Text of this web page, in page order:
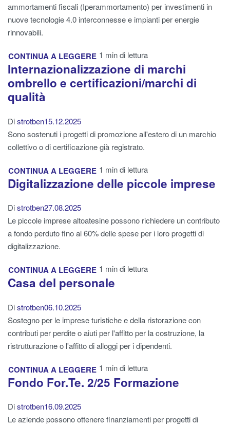
ammortamenti fiscali (Iperammortamento) per investimenti in
nuove tecnologie 4.0 interconnesse e impianti per energie
rinnovabili.
CONTINUA A LEGGERE 1 min di lettura
Internazionalizzazione di marchi
ombrello e certificazioni/marchi di
qualità
Distrotben15.12.2025
Sono sostenuti i progetti di promozione all'estero di un marchio
collettivo o di certificazione già registrato.
CONTINUA A LEGGERE 1 min di lettura
Digitalizzazione delle piccole imprese
Distrotben27.08.2025
Le piccole imprese altoatesine possono richiedere un contributo
a fondo perduto fino al 60% delle spese per i loro progetti di
digitalizzazione.
CONTINUA A LEGGERE 1 min di lettura
Casa del personale
Distrotben06.10.2025
Sostegno per le imprese turistiche e della ristorazione con
contributi per perdite o aiuti per l'affitto per la costruzione, la
ristrutturazione o l'affitto di alloggi per i dipendenti.
CONTINUA A LEGGERE 1 min di lettura
Fondo For.Te. 2/25 Formazione
Distrotben16.09.2025
Le aziende possono ottenere finanziamenti per progetti di